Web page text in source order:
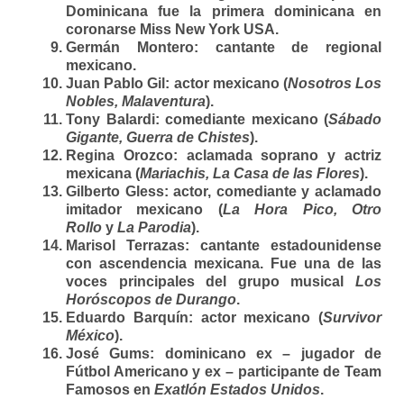
Dominicana fue la primera dominicana en
coronarse Miss New York USA.
Germán Montero: cantante de regional
mexicano.
Juan Pablo Gil: actor mexicano (Nosotros Los
Nobles, Malaventura).
Tony Balardi: comediante mexicano (Sábado
Gigante, Guerra de Chistes).
Regina Orozco: aclamada soprano y actriz
mexicana (Mariachis, La Casa de las Flores).
Gilberto Gless: actor, comediante y aclamado
imitador mexicano (La Hora Pico, Otro
Rollo y La Parodia).
Marisol Terrazas: cantante estadounidense
con ascendencia mexicana. Fue una de las
voces principales del grupo musical Los
Horóscopos de Durango.
Eduardo Barquín: actor mexicano (Survivor
México).
José Gums: dominicano ex – jugador de
Fútbol Americano y ex – participante de Team
Famosos en Exatlón Estados Unidos.